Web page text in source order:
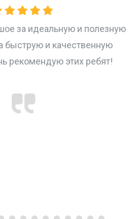
за идеальную и полезную
быструю и качественную
рекомендую этих ребят!